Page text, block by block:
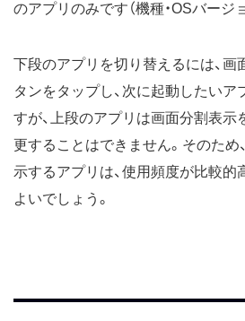
のアプリのみです（機種・OSバージ
下段のアプリを切り替えるには、画
タンをタップし、次に起動したい
すが、上段のアプリは画面分割表
更することはできません。そのため
示するアプリは、使用頻度が比較的
よいでしょう。